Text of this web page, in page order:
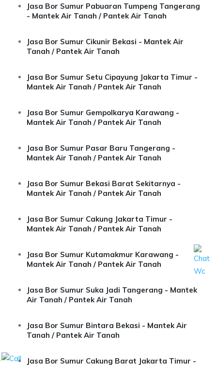
Jasa Bor Sumur Pabuaran Tumpeng Tangerang
- Mantek Air Tanah / Pantek Air Tanah
Jasa Bor Sumur Cikunir Bekasi - Mantek Air
Tanah / Pantek Air Tanah
Jasa Bor Sumur Setu Cipayung Jakarta Timur -
Mantek Air Tanah / Pantek Air Tanah
Jasa Bor Sumur Gempolkarya Karawang -
Mantek Air Tanah / Pantek Air Tanah
Jasa Bor Sumur Pasar Baru Tangerang -
Mantek Air Tanah / Pantek Air Tanah
Jasa Bor Sumur Bekasi Barat Sekitarnya -
Mantek Air Tanah / Pantek Air Tanah
Jasa Bor Sumur Cakung Jakarta Timur -
Mantek Air Tanah / Pantek Air Tanah
Jasa Bor Sumur Kutamakmur Karawang -
Mantek Air Tanah / Pantek Air Tanah
Jasa Bor Sumur Suka Jadi Tangerang - Mantek
Air Tanah / Pantek Air Tanah
Jasa Bor Sumur Bintara Bekasi - Mantek Air
Tanah / Pantek Air Tanah
Jasa Bor Sumur Cakung Barat Jakarta Timur -